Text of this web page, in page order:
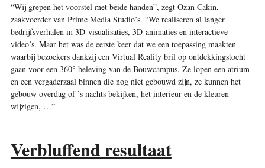
“Wij grepen het voorstel met beide handen”, zegt Ozan Cakin,
zaakvoerder van Prime Media Studio’s. “We realiseren al langer
bedrijfsverhalen in 3D-visualisaties, 3D-animaties en interactieve
video’s. Maar het was de eerste keer dat we een toepassing maakten
waarbij bezoekers dankzij een Virtual Reality bril op ontdekkingstocht
gaan voor een 360° beleving van de Bouwcampus. Ze lopen een atrium
en een vergaderzaal binnen die nog niet gebouwd zijn, ze kunnen het
gebouw overdag of ’s nachts bekijken, het interieur en de kleuren
wijzigen, …”
Verbluffend resultaat